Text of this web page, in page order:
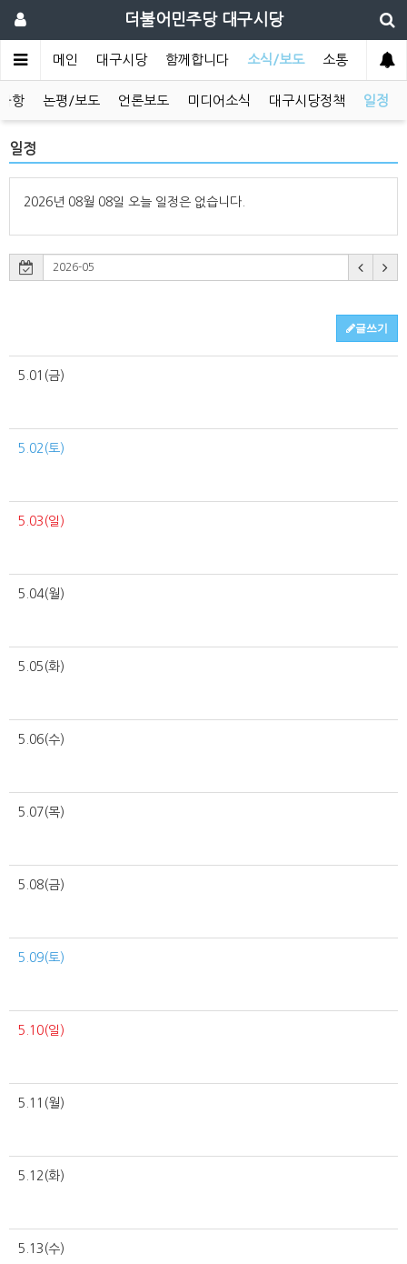
더불어민주당 대구시당
메인 대구시당 함께합니다 소식/보도 소통
항 논평/보도 언론보도 미디어소식 대구시당정책 일정
일정
2026년 08월 08일 오늘 일정은 없습니다.
글쓰기
5.01(금)
5.02(토)
5.03(일)
5.04(월)
5.05(화)
5.06(수)
5.07(목)
5.08(금)
5.09(토)
5.10(일)
5.11(월)
5.12(화)
5.13(수)